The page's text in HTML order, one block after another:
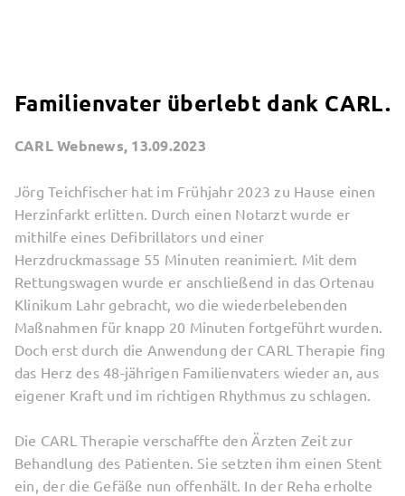
Familienvater überlebt dank CARL.
CARL Webnews, 13.09.2023
Jörg Teichfischer hat im Frühjahr 2023 zu Hause einen
Herzinfarkt erlitten. Durch einen Notarzt wurde er
mithilfe eines Defibrillators und einer
Herzdruckmassage 55 Minuten reanimiert. Mit dem
Rettungswagen wurde er anschließend in das Ortenau
Klinikum Lahr gebracht, wo die wiederbelebenden
Maßnahmen für knapp 20 Minuten fortgeführt wurden.
Doch erst durch die Anwendung der CARL Therapie fing
das Herz des 48-jährigen Familienvaters wieder an, aus
eigener Kraft und im richtigen Rhythmus zu schlagen.
Die CARL Therapie verschaffte den Ärzten Zeit zur
Behandlung des Patienten. Sie setzten ihm einen Stent
ein, der die Gefäße nun offenhält. In der Reha erholte